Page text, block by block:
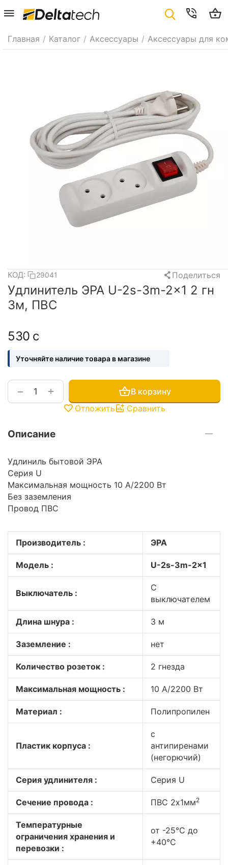
Главная / Каталог / Аксессуары / Аксессуары для
КОД: 29041 Поделиться
Удлинитель ЭРА U-2s-3m-2x1 2 гн
3м, ПВС
‍530‍ с
Уточняйте наличие товара в магазине
+
−
В корзину
Отложить
Сравнить
Описание
Удлиниль бытовой ЭРА
Серия U
Максимальная мощность 10 А/2200 Вт
Без заземления
Провод ПВС
Производитель : ЭРА
Модель : U-2s-3m-2x1
Выключатель :
C
выключателем
Длина шнура : 3 м
Заземление : нет
Количество розеток : 2 гнезда
Максимальная мощность : 10 A/2200 Вт
Материал : Полипропилен
Пластик корпуса :
с
антипиренами
(негорючий)
Серия удлинителя : Серия U
Сечение провода : ПВС 2x1мм2
Температурные
ограничения хранения и
перевозки :
от -25°C до
+40°C